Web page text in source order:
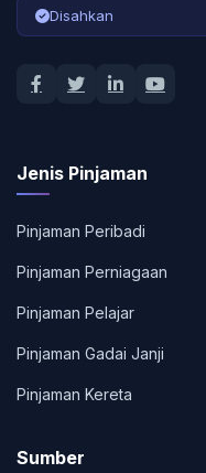
Disahkan
Jenis Pinjaman
Pinjaman Peribadi
Pinjaman Perniagaan
Pinjaman Pelajar
Pinjaman Gadai Janji
Pinjaman Kereta
Sumber